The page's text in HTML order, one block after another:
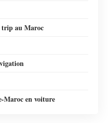
trip au Maroc
Maroc en voiture